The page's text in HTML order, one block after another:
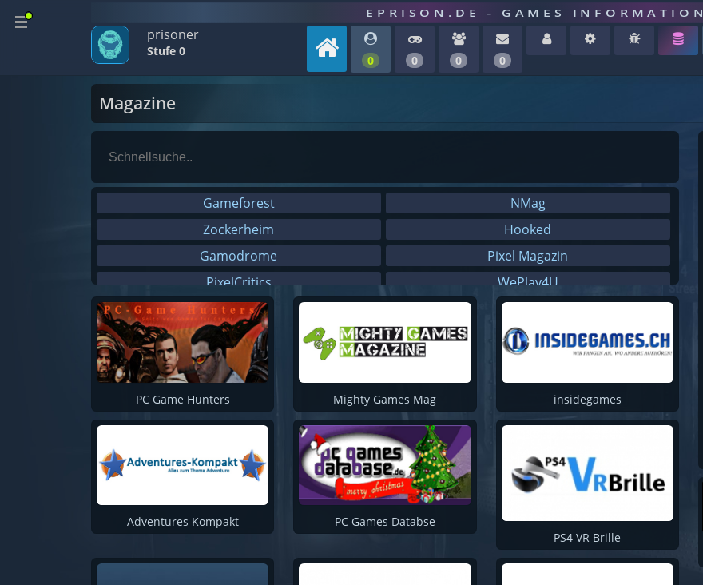
EPRISON.DE - GAMES INFORMATION
prisoner
Stufe 0
0 0 0 0
Magazine
Gameforest
NMag
Zockerheim
Hooked
Gamodrome
Pixel Magazin
PixelCritics
WePlay4U
Gameslore
SPIELKRITIK
Gaming-Grounds
Gamezoom
Gamer Paradies – TopGamingNews
Gamer’s Palace
Play Central
Spiele-Release
RETURN Magazin
Spielpunkt
Game-2
DailyGame
DLH Net
Game2Gether
GamezGeneration
MMO Base
NexGam
PC Game Hunters Mighty Games Mag insidegames
Adventures Kompakt
PC Games Databse
PS4 VR Brille